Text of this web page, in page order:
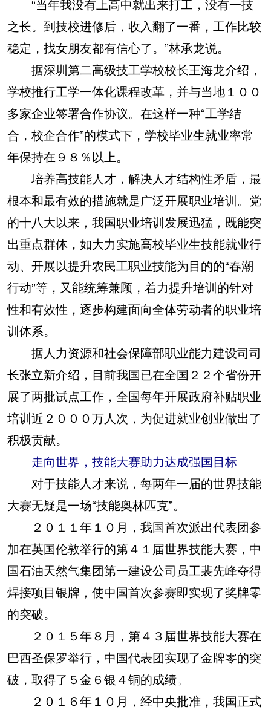
“当年我没有上高中就出来打工，没有一技
之长。到技校进修后，收入翻了一番，工作比较
稳定，找女朋友都有信心了。”林承龙说。
据深圳第二高级技工学校校长王海龙介绍，
学校推行工学一体化课程改革，并与当地１００
多家企业签署合作协议。在这样一种“工学结
合，校企合作”的模式下，学校毕业生就业率常
年保持在９８％以上。
培养高技能人才，解决人才结构性矛盾，最
根本和最有效的措施就是广泛开展职业培训。党
的十八大以来，我国职业培训发展迅猛，既能突
出重点群体，如大力实施高校毕业生技能就业行
动、开展以提升农民工职业技能为目的的“春潮
行动”等，又能统筹兼顾，着力提升培训的针对
性和有效性，逐步构建面向全体劳动者的职业培
训体系。
据人力资源和社会保障部职业能力建设司司
长张立新介绍，目前我国已在全国２２个省份开
展了两批试点工作，全国每年开展政府补贴职业
培训近２０００万人次，为促进就业创业做出了
积极贡献。
走向世界，技能大赛助力达成强国目标
对于技能人才来说，每两年一届的世界技能
大赛无疑是一场“技能奥林匹克”。
２０１１年１０月，我国首次派出代表团参
加在英国伦敦举行的第４１届世界技能大赛，中
国石油天然气集团第一建设公司员工裴先峰夺得
焊接项目银牌，使中国首次参赛即实现了奖牌零
的突破。
２０１５年８月，第４３届世界技能大赛在
巴西圣保罗举行，中国代表团实现了金牌零的突
破，取得了５金６银４铜的成绩。
２０１６年１０月，经中央批准，我国正式